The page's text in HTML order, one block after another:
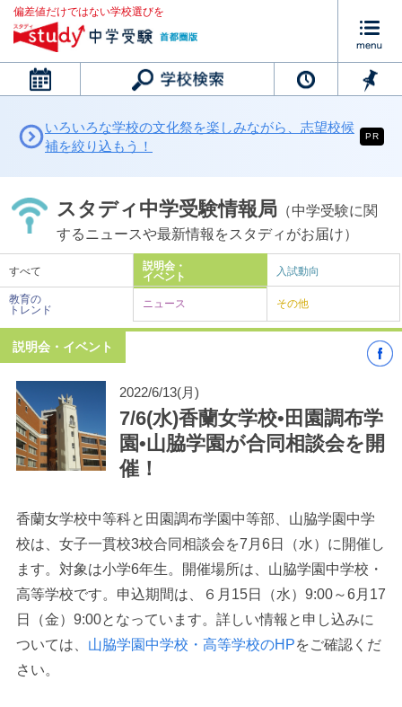
偏差値だけではない学校選びを
カレンダー
学校閲覧履歴はありません
ブックマークした学校
ブックマークした学校はありません
いろいろな学校の文化祭を楽しみながら、志望校候
補を絞り込もう！
PR
スタディ中学受験情報局 （中学受験に関
するニュースや最新情報をスタディがお届け）
すべて
説明会・
イベント
入試動向
教育の
トレンド
ニュース その他
説明会・イベント
2022/6/13(月)
7/6(水)香蘭女学校•田園調布学
園•山脇学園が合同相談会を開
催！
香蘭女学校中等科と田園調布学園中等部、山脇学園中学
校は、女子一貫校3校合同相談会を7月6日（水）に開催し
ます。対象は小学6年生。開催場所は、山脇学園中学校・
高等学校です。申込期間は、６月15日（水）9:00～6月17
日（金）9:00となっています。詳しい情報と申し込みに
ついては、 山脇学園中学校・高等学校のHPをご確認くだ
さい。